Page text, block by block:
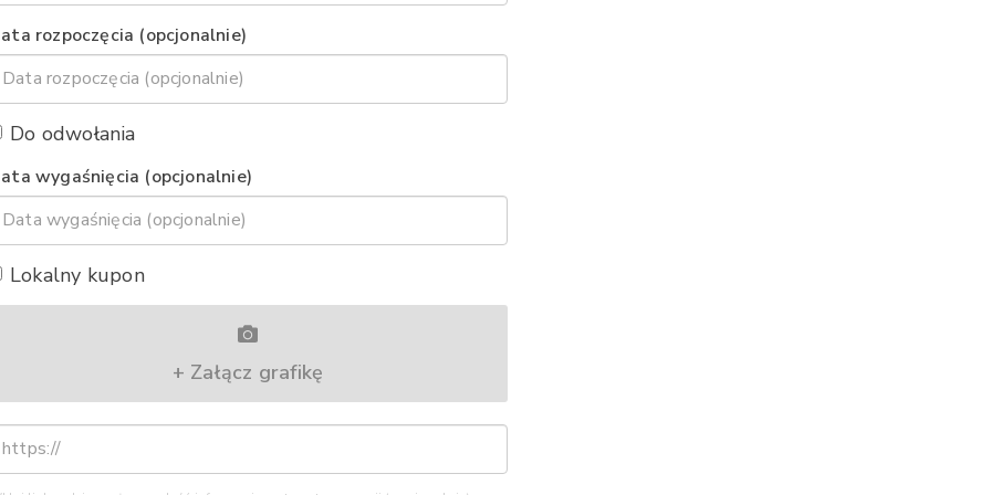
rozpoczęcia (opcjonalnie)
Do odwołania
wygaśnięcia (opcjonalnie)
Lokalny kupon
+ Załącz grafikę